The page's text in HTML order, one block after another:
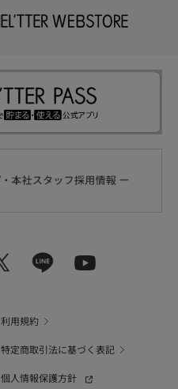
利用規約
特定商取引法に基づく表記
個人情報保護方針